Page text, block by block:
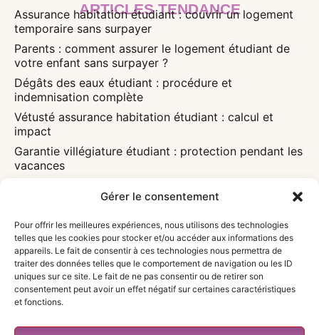
Gérer le consentement
Pour offrir les meilleures expériences, nous utilisons des technologies
telles que les cookies pour stocker et/ou accéder aux informations des
appareils. Le fait de consentir à ces technologies nous permettra de
traiter des données telles que le comportement de navigation ou les ID
uniques sur ce site. Le fait de ne pas consentir ou de retirer son
consentement peut avoir un effet négatif sur certaines caractéristiques
et fonctions.
ARTICLES TENDANCE
Assurance habitation étudiant : couvrir un logement
temporaire sans surpayer
Parents : comment assurer le logement étudiant de
votre enfant sans surpayer ?
Dégâts des eaux étudiant : procédure et
indemnisation complète
Vétusté assurance habitation étudiant : calcul et
impact
Garantie villégiature étudiant : protection pendant les
vacances
légales détaillées
Caution parentale et assurance étudiant :
responsabilités partagées
A PROPOS
Qui sommes-nous ?
Contact
Mon compte